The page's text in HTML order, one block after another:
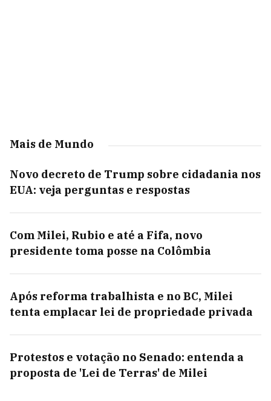
Mais de Mundo
Novo decreto de Trump sobre cidadania nos
EUA: veja perguntas e respostas
Com Milei, Rubio e até a Fifa, novo
presidente toma posse na Colômbia
Após reforma trabalhista e no BC, Milei
tenta emplacar lei de propriedade privada
Protestos e votação no Senado: entenda a
proposta de 'Lei de Terras' de Milei